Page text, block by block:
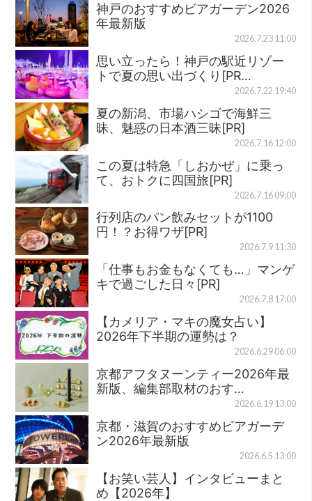
神戸のおすすめビアガーデン2026
年最新版
2026.7.23 11:00
思い立ったら！神戸の駅近リゾー
トで夏の思い出づくり[PR…
2026.7.22 19:40
夏の新潟、市場ハシゴで海鮮三
昧、魅惑の日本酒三昧[PR]
2026.7.16 12:00
この夏は特急「しおかぜ」に乗っ
て、おトクに四国旅[PR]
2026.7.16 09:00
行列店のパン飲みセットが1100
円！？お得ワザ[PR]
2026.7.9 11:30
「仕事もお金もなくても…」マンゲ
キで過ごした日々[PR]
2026.7.8 17:00
【カメリア・マキの魔女占い】
2026年下半期の運勢は？
2026.6.29 06:00
京都アフタヌーンティー2026年最
新版、編集部取材のおす…
2026.6.19 13:00
京都・滋賀のおすすめビアガーデ
ン2026年最新版
2026.6.5 13:00
【お笑い芸人】インタビューまと
め【2026年】